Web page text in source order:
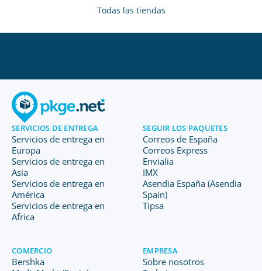
Todas las tiendas
SERVICIOS DE ENTREGA
Servicios de entrega en
Europa
Servicios de entrega en
Asia
Servicios de entrega en
América
Servicios de entrega en
Africa
SEGUIR LOS PAQUETES
Correos de España
Correos Express
Envialia
IMX
Asendia España (Asendia
Spain)
Tipsa
COMERCIO
Bershka
EMPRESA
Sobre nosotros